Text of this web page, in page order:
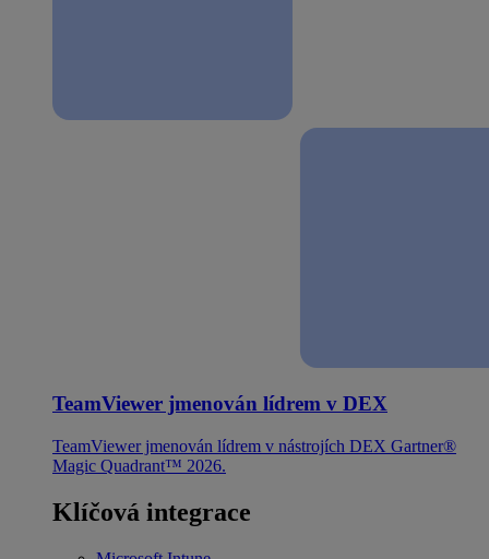
TeamViewer jmenován lídrem v DEX
TeamViewer jmenován lídrem v nástrojích DEX Gartner®
Magic Quadrant™ 2026.
Klíčová integrace